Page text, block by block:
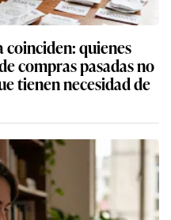
coinciden: quienes
compras pasadas no
tienen necesidad de